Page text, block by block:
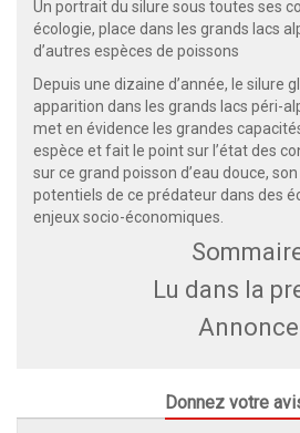
Un portrait du silure sous toutes ses
écologie, place dans les grands lacs
d’autres espèces de poissons
Depuis une dizaine d’année, le silure
apparition dans les grands lacs péri-
met en évidence les grandes
espèce et fait le point sur l’état des
sur ce grand poisson d’eau douce,
potentiels de ce prédateur dans des
enjeux socio-économiques.
Lu dans la
Annonce
Donnez votre